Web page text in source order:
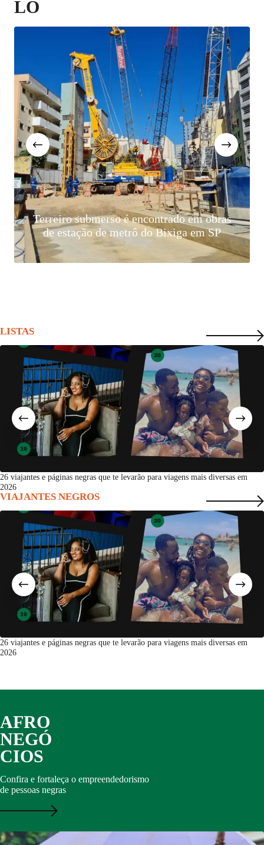
LO
submerso é encontrado em obras
de metrô do Bixiga em SP
Ayrson
que traz
LISTAS
26 viajantes e páginas negras que te levarão para viagens mais diversas em
2026
VIAJANTES NEGROS
26 viajantes e páginas negras que te levarão para viagens mais diversas em
2026
AFRO
NEGÓ
CIOS
Confira e fortaleça o empreendedorismo
de pessoas negras